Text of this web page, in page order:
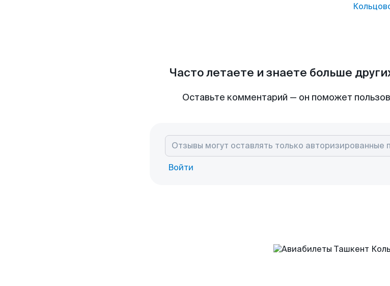
Часто летаете и знаете больше
Оставьте комментарий — он поможет
Войти